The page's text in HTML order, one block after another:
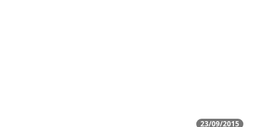
23/09/2015